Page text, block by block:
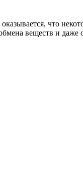
что
веществ и даже